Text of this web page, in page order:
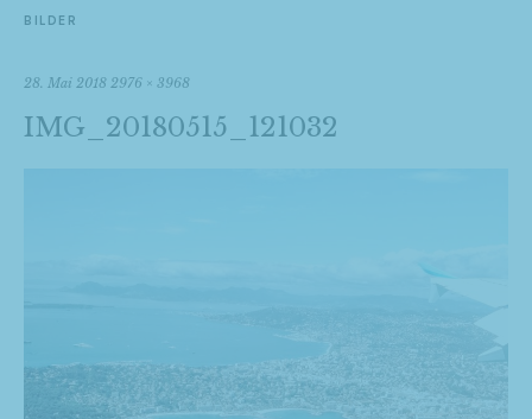
BILDER
28. Mai 2018 2976 × 3968
IMG_20180515_121032